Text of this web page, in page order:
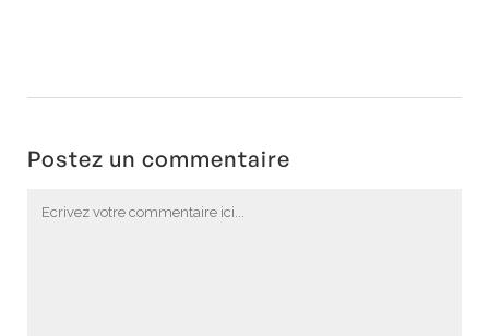
Postez un commentaire